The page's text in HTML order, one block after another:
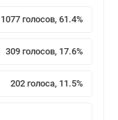
1077 голосов, 61.4%
309 голосов, 17.6%
202 голоса, 11.5%